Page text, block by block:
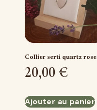
Collier serti quartz rose
20,00 €
Ajouter au panier